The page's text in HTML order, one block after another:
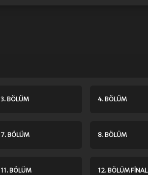
3. BÖLÜM 4. BÖLÜM
7. BÖLÜM 8. BÖLÜM
11. BÖLÜM 12. BÖLÜM FINAL